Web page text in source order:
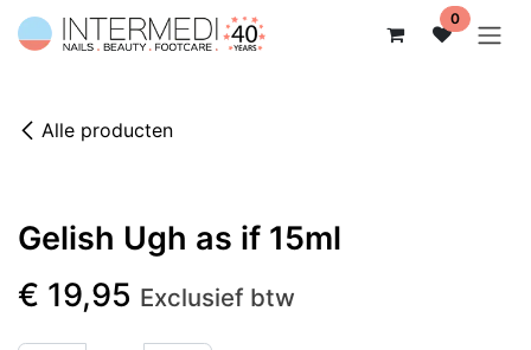
Overslaan naar inhoud 0
Alle producten
Gelish Ugh as if 15ml
€ 19,95 Exclusief btw